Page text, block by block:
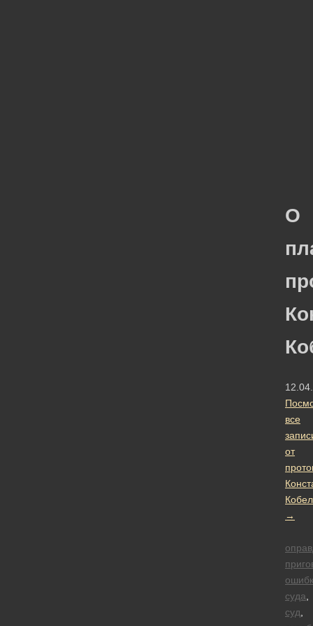
О
все
от
→
суда,
суд,